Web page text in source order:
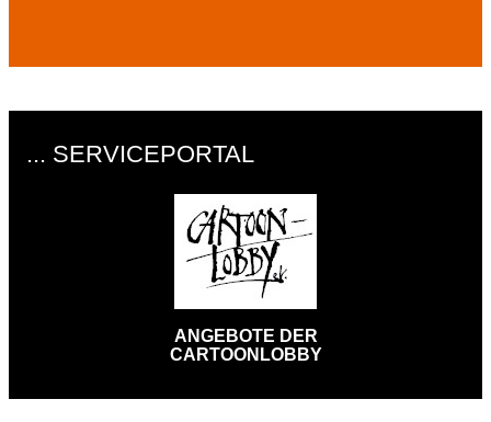
... SERVICEPORTAL
ANGEBOTE DER
CARTOONLOBBY